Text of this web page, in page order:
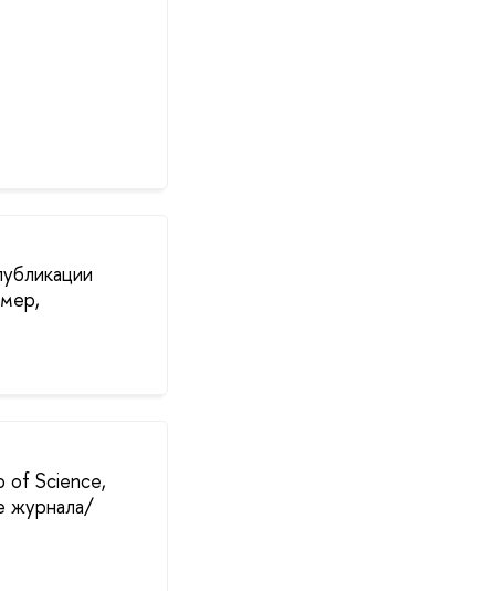
of Science,
журнала/